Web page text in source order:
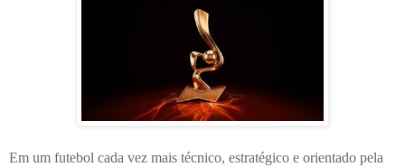
Em um futebol cada vez mais técnico, estratégico e orientado pela